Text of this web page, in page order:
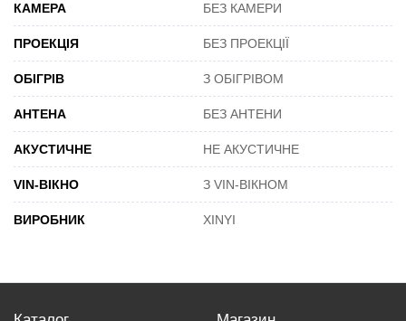
КАМЕРА БЕЗ КАМЕРИ
ПРОЕКЦІЯ БЕЗ ПРОЕКЦІЇ
ОБІГРІВ З ОБІГРІВОМ
АНТЕНА БЕЗ АНТЕНИ
АКУСТИЧНЕ НЕ АКУСТИЧНЕ
VIN-ВІКНО З VIN-ВІКНОМ
ВИРОБНИК XINYI